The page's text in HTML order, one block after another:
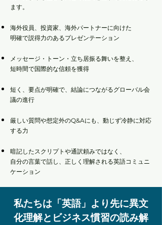
ます。
海外役員、投資家、海外パートナーに向けた
明確で説得力のあるプレゼンテーション
メッセージ・トーン・立ち居振る舞いを整え、
短時間で国際的な信頼を獲得
短く、要点が明確で、結論につながるグローバル会
議の進行
厳しい質問や想定外のQ&Aにも、動じず冷静に対応
する力
暗記したスクリプトや通訳頼みではなく、
自分の言葉で話し、正しく理解される英語コミュニ
ケーション
私たちは「英語」より先に異文
化理解とビジネス慣習の読み解